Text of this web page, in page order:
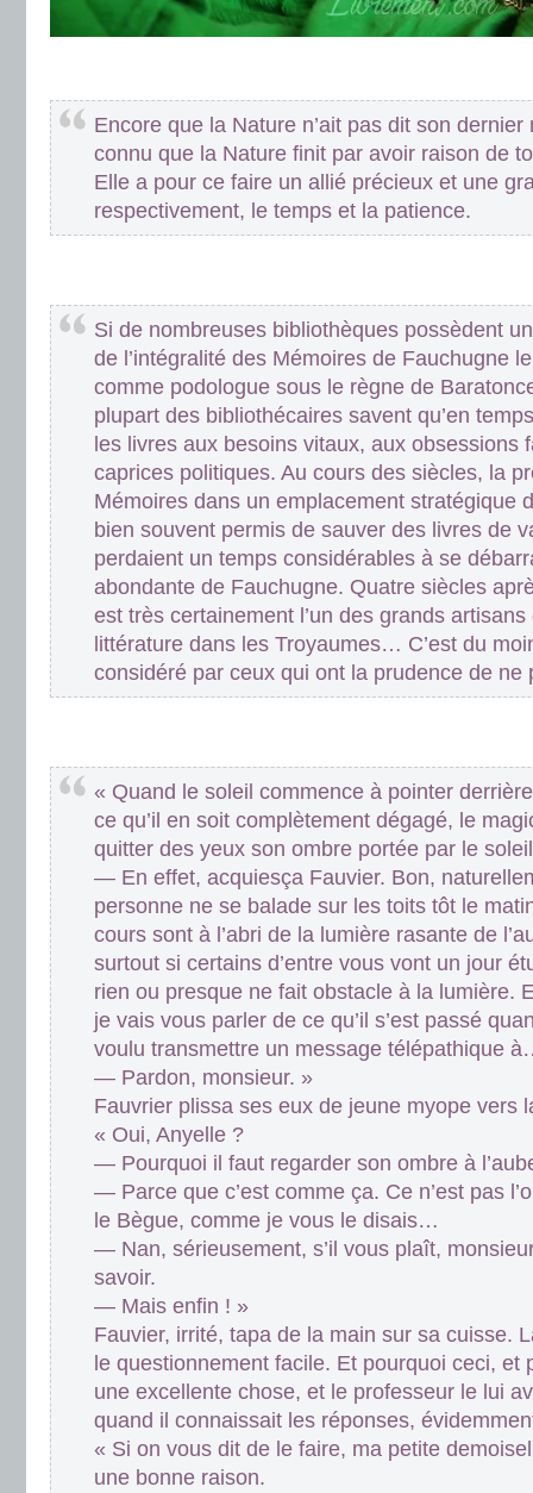
Encore que la Nature n’ait pas dit son
connu que la Nature finit par avoir raison de
Elle a pour ce faire un allié précieux et une
respectivement, le temps et la patience.
Si de nombreuses bibliothèques possèdent
de l’intégralité des Mémoires de Fauchugne
comme podologue sous le règne de
plupart des bibliothécaires savent qu’en
les livres aux besoins vitaux, aux obsessions
caprices politiques. Au cours des siècles, la
Mémoires dans un emplacement stratégique
bien souvent permis de sauver des livres de
perdaient un temps considérables à se
abondante de Fauchugne. Quatre siècles
est très certainement l’un des grands
littérature dans les Troyaumes… C’est du
considéré par ceux qui ont la prudence de ne
« Quand le soleil commence à pointer derrière
ce qu’il en soit complètement dégagé, le
quitter des yeux son ombre portée par le
— En effet, acquiesça Fauvier. Bon,
personne ne se balade sur les toits tôt le
cours sont à l’abri de la lumière rasante de
surtout si certains d’entre vous vont un jour
rien ou presque ne fait obstacle à la lumière.
je vais vous parler de ce qu’il s’est passé
voulu transmettre un message télépathique
— Pardon, monsieur. »
Fauvrier plissa ses eux de jeune myope vers
« Oui, Anyelle ?
— Pourquoi il faut regarder son ombre à
— Parce que c’est comme ça. Ce n’est pas
le Bègue, comme je vous le disais…
— Nan, sérieusement, s’il vous plaît,
savoir.
— Mais enfin ! »
Fauvier, irrité, tapa de la main sur sa cuisse.
le questionnement facile. Et pourquoi ceci, et
une excellente chose, et le professeur le lui
quand il connaissait les réponses,
« Si on vous dit de le faire, ma petite
une bonne raison.